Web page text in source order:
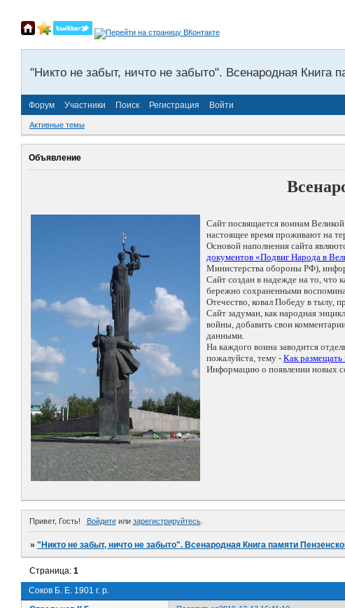
"Никто не забыт, ничто не забыто". Всенародная Книга
Форум Участники Поиск Регистрация Войти
Активные темы
Объявление
Сайт посвящается воинам
настоящее время проживают на
Основой наполнения сайта
документов «Подвиг Народа в
Министерства обороны РФ),
Сайт создан в надежде на то,
бережно сохраненными
Отечество, ковал Победу в тылу,
Сайт задуман, как народная
войны, добавить свои
данными.
На каждого воина заводится
пожалуйста, тему - Как
Информацию о появлении новых
Привет, Гость! Войдитеили зарегистрируйтесь.
»"Никто не забыт, ничто не забыто". Всенародная Книга памяти
Соков Б. Е. 1901 г. р.
Страница:1